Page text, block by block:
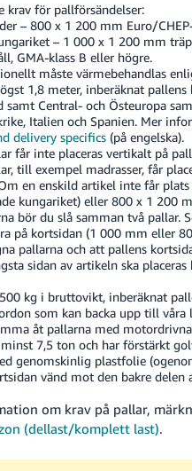
krav för pallförsändelser:
– 800 x 1 200 mm Euro/
– 1 000 x 1 200 mm
GMA-klass B eller högre.
måste värmebehandlas
1,8 meter, inberäknat pallens
samt Central- och Östeuropa
Italien och Spanien. Mer
delivery specifics(på engelska).
får inte placeras vertikalt på
till exempel madrasser, får
en enskild artikel inte får
kungariket) eller 800 x 1 200
bör du slå samman två pallar.
på kortsidan (1 000 mm eller
pallarna och att pallens
sidan av artikeln ska
kg i bruttovikt, inberäknat
som kan backa upp till våra
åt pallarna med
7,5 ton och har förstärkt
genomskinlig plastfolie
vänd mot den bakre delen
om krav på pallar,
(dellast/komplett last).